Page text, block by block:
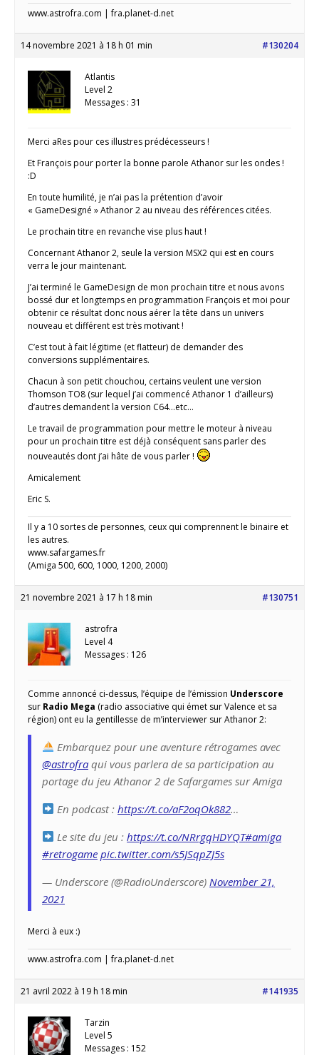
www.astrofra.com | fra.planet-d.net
14 novembre 2021 à 18 h 01 min #130204
Atlantis
Level 2
Messages : 31
Merci aRes pour ces illustres prédécesseurs !
Et François pour porter la bonne parole Athanor sur les ondes !
:D
En toute humilité, je n’ai pas la prétention d’avoir
« GameDesigné » Athanor 2 au niveau des références citées.
Le prochain titre en revanche vise plus haut !
Concernant Athanor 2, seule la version MSX2 qui est en cours
verra le jour maintenant.
J’ai terminé le GameDesign de mon prochain titre et nous avons
bossé dur et longtemps en programmation François et moi pour
obtenir ce résultat donc nous aérer la tête dans un univers
nouveau et différent est très motivant !
C’est tout à fait légitime (et flatteur) de demander des
conversions supplémentaires.
Chacun à son petit chouchou, certains veulent une version
Thomson TO8 (sur lequel j’ai commencé Athanor 1 d’ailleurs)
d’autres demandent la version C64…etc…
Le travail de programmation pour mettre le moteur à niveau
pour un prochain titre est déjà conséquent sans parler des
nouveautés dont j’ai hâte de vous parler !
Amicalement
Eric S.
Il y a 10 sortes de personnes, ceux qui comprennent le binaire et
les autres.
www.safargames.fr
(Amiga 500, 600, 1000, 1200, 2000)
21 novembre 2021 à 17 h 18 min #130751
astrofra
Level 4
Messages : 126
Comme annoncé ci-dessus, l’équipe de l’émission Underscore
sur Radio Mega (radio associative qui émet sur Valence et sa
région) ont eu la gentillesse de m’interviewer sur Athanor 2:
Embarquez pour une aventure rétrogames avec
@astrofra qui vous parlera de sa participation au
portage du jeu Athanor 2 de Safargames sur Amiga
En podcast :https://t.co/aF2oqOk882…
Le site du jeu :https://t.co/NRrgqHDYQT#amiga
#retrogame pic.twitter.com/s5JSqpZJ5s
— Underscore (@RadioUnderscore) November 21,
2021
Merci à eux :)
www.astrofra.com | fra.planet-d.net
21 avril 2022 à 19 h 18 min #141935
Tarzin
Level 5
Messages : 152